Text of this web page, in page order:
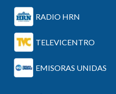
RADIO HRN
TELEVICENTRO
EMISORAS UNIDAS